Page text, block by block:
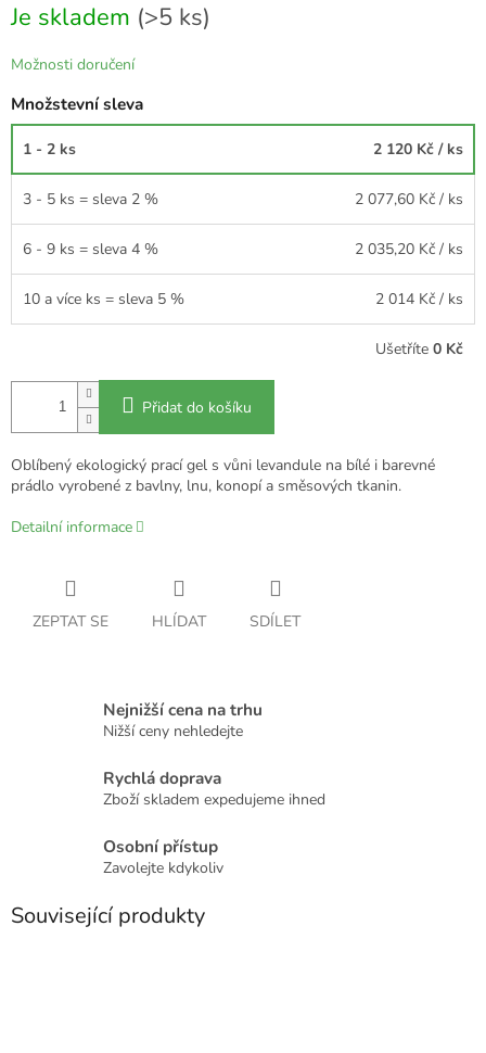
cena:
Je skladem (>5 ks)
Možnosti doručení
Množstevní sleva
1 - 2 ks 2 120 Kč / ks
3 - 5 ks = sleva 2 % 2 077,60 Kč / ks
6 - 9 ks = sleva 4 % 2 035,20 Kč / ks
10 a více ks = sleva 5 % 2 014 Kč / ks
Ušetříte 0 Kč
Přidat do košíku
Oblíbený ekologický prací gel s vůni levandule na bílé i barevné
prádlo vyrobené z bavlny, lnu, konopí a směsových tkanin.
Detailní informace
ZEPTAT SE HLÍDAT SDÍLET
Nejnižší cena na trhu
Nižší ceny nehledejte
Rychlá doprava
Zboží skladem expedujeme ihned
Osobní přístup
Zavolejte kdykoliv
Související produkty